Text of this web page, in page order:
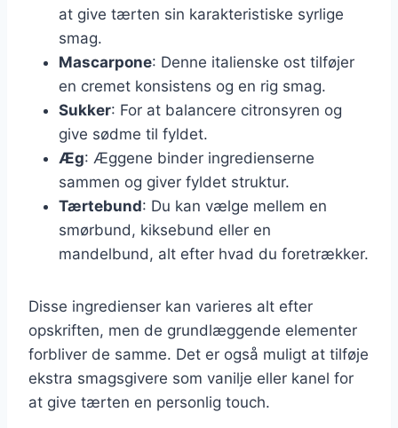
at give tærten sin karakteristiske syrlige
smag.
Mascarpone: Denne italienske ost tilføjer
en cremet konsistens og en rig smag.
Sukker: For at balancere citronsyren og
give sødme til fyldet.
Æg: Æggene binder ingredienserne
sammen og giver fyldet struktur.
Tærtebund: Du kan vælge mellem en
smørbund, kiksebund eller en
mandelbund, alt efter hvad du foretrækker.
Disse ingredienser kan varieres alt efter
opskriften, men de grundlæggende elementer
forbliver de samme. Det er også muligt at tilføje
ekstra smagsgivere som vanilje eller kanel for
at give tærten en personlig touch.